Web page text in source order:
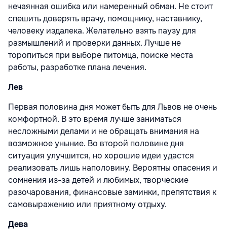
нечаянная ошибка или намеренный обман. Не стоит
спешить доверять врачу, помощнику, наставнику,
человеку издалека. Желательно взять паузу для
размышлений и проверки данных. Лучше не
торопиться при выборе питомца, поиске места
работы, разработке плана лечения.
Лев
Первая половина дня может быть для Львов не очень
комфортной. В это время лучше заниматься
несложными делами и не обращать внимания на
возможное уныние. Во второй половине дня
ситуация улучшится, но хорошие идеи удастся
реализовать лишь наполовину. Вероятны опасения и
сомнения из-за детей и любимых, творческие
разочарования, финансовые заминки, препятствия к
самовыражению или приятному отдыху.
Дева